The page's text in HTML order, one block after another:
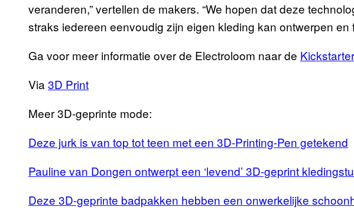
veranderen,” vertellen de makers. “We hopen dat deze
straks iedereen eenvoudig zijn eigen kleding kan ontwerpen en
Ga voor meer informatie over de Electroloom naar de Kickstarter
Via 3D Print
Meer 3D-geprinte mode:
Deze jurk is van top tot teen met een 3D-Printing-Pen getekend
Pauline van Dongen ontwerpt een ‘levend’ 3D-geprint
Deze 3D-geprinte badpakken hebben een onwerkelijke